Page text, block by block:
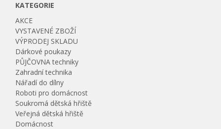
KATEGORIE
AKCE
VYSTAVENÉ ZBOŽÍ
VÝPRODEJ SKLADU
Dárkové poukazy
PŮJČOVNA techniky
Zahradní technika
Nářadí do dílny
Roboti pro domácnost
Soukromá dětská hřiště
Veřejná dětská hřiště
Domácnost